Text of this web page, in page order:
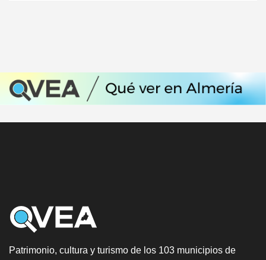
Patrimonio, cultura y turismo de los 103 municipios de